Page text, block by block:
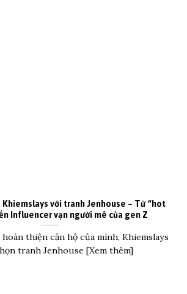
Khiemslays với tranh Jenhouse – Từ “hot
Influencer vạn người mê của gen Z
thiện căn hộ của mình, Khiemslays
tranh Jenhouse [Xem thêm]